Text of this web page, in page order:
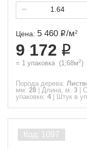
Цена: 5 460 /м2
9 172
= 1 упаковка (1,68м2)
Порода дерева:
мм: 28 Длина, м: 3
упаковке: 4 Штук в